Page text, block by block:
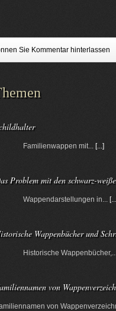
Sie Kommentar hinterlassen
mit... [...]
Problem mit den schwarz-
in...
Wappenbücher und
Wappenbücher,...
von
von